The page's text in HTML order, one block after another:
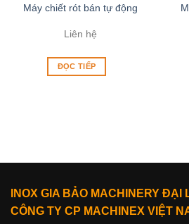
Máy chiết rót bán tự động
Liên hệ
ĐỌC TIẾP
INOX GIA BẢO MACHINERY ĐẠI
CÔNG TY CP MACHINEX VIỆT